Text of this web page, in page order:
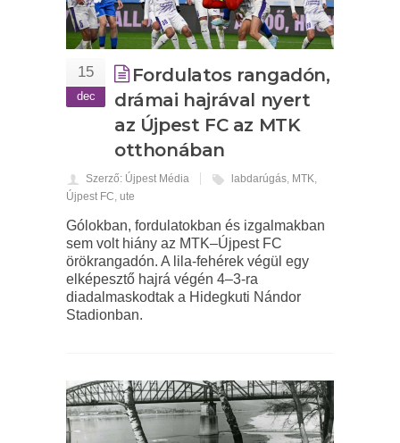
15
dec
Fordulatos rangadón,
drámai hajrával nyert
az Újpest FC az MTK
otthonában
Szerző: Újpest Média labdarúgás, MTK,
Újpest FC, ute
Gólokban, fordulatokban és izgalmakban
sem volt hiány az MTK–Újpest FC
örökrangadón. A lila-fehérek végül egy
elképesztő hajrá végén 4–3-ra
diadalmaskodtak a Hidegkuti Nándor
Stadionban.